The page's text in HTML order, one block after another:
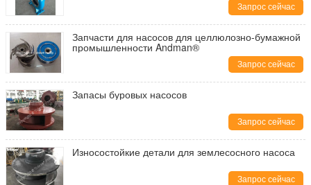
Запрос сейчас
Запчасти для насосов для целлюлозно-бумажной
промышленности Andman®
Запрос сейчас
Запасы буровых насосов
Запрос сейчас
Износостойкие детали для землесосного насоса
Запрос сейчас